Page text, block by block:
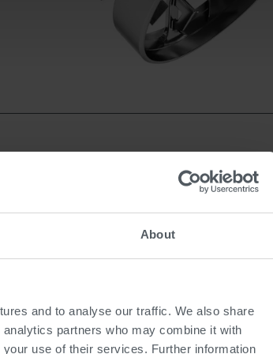
About
and to analyse our traffic. We also share
partners who may combine it with
use of their services. Further information
conçu pour torréfier délicatement des cafés
des durées de torréfaction allant de 10 à 18
des saveurs. Avec une capacité de
petites entreprises industrielles et les grands